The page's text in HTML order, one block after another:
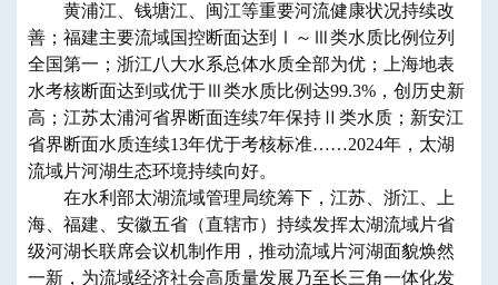
黄浦江、钱塘江、闽江等重要河流健康状况持续改
善；福建主要流域国控断面达到Ⅰ～Ⅲ类水质比例位列
全国第一；浙江八大水系总体水质全部为优；上海地表
水考核断面达到或优于Ⅲ类水质比例达99.3%，创历史新
高；江苏太浦河省界断面连续7年保持Ⅱ类水质；新安江
省界断面水质连续13年优于考核标准……2024年，太湖
流域片河湖生态环境持续向好。
在水利部太湖流域管理局统筹下，江苏、浙江、上
海、福建、安徽五省（直辖市）持续发挥太湖流域片省
级河湖长联席会议机制作用，推动流域片河湖面貌焕然
一新，为流域经济社会高质量发展乃至长三角一体化发